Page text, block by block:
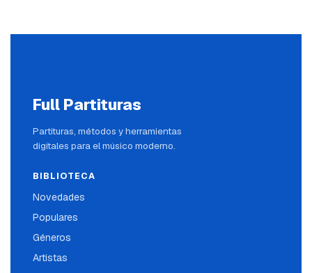
Full Partituras
Partituras, métodos y herramientas
digitales para el músico moderno.
BIBLIOTECA
Novedades
Populares
Géneros
Artistas